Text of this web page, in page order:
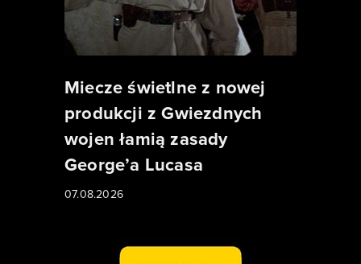
Miecze świetlne z nowej
produkcji z Gwiezdnych
wojen łamią zasady
George’a Lucasa
07.08.2026